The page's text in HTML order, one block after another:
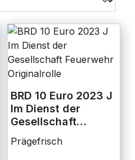
BRD 10 Euro 2023 J
Im Dienst der
Gesellschaft
Originalrolle
Prägefrisch